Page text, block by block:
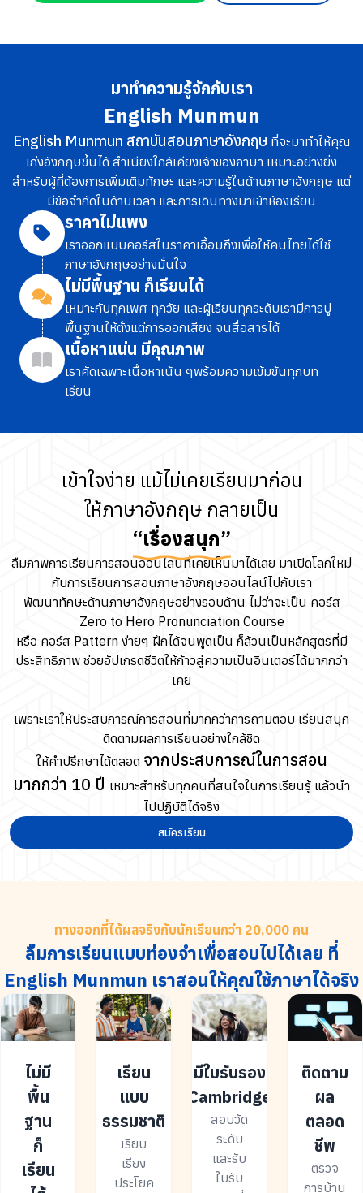
มาทำความรู้จักกับเรา
English Munmun
English Munmun สถาบันสอนภาษาอังกฤษ ที่จะมาทำให้คุณ
เก่งอังกฤษขึ้นได้ สำเนียงใกล้เคียงเจ้าของภาษา เหมาะอย่างยิ่ง
สำหรับผู้ที่ต้องการเพิ่มเติมทักษะ และความรู้ในด้านภาษาอังกฤษ แต่
มีข้อจำกัดในด้านเวลา และการเดินทางมาเข้าห้องเรียน
ราคาไม่แพง
เราออกแบบคอร์สในราคาเอื้อมถึงเพื่อให้คนไทยได้ใช้
ภาษาอังกฤษอย่างมั่นใจ
ไม่มีพื้นฐาน ก็เรียนได้
เหมาะกับทุกเพศ ทุกวัย และผู้เรียนทุกระดับเรามีการปู
พื้นฐานให้ตั้งแต่การออกเสียง จนสื่อสารได้
เนื้อหาแน่น มีคุณภาพ
เราคัดเฉพาะเนื้อหาเน้น ๆพร้อมความเข้มข้นทุกบท
เรียน
เข้าใจง่าย แม้ไม่เคยเรียนมาก่อน
ให้ภาษาอังกฤษ กลายเป็น
“เรื่องสนุก”
ลืมภาพการเรียนการสอนออนไลน์ที่เคยเห็นมาได้เลย มาเปิดโลกใหม่
กับการเรียนการสอนภาษาอังกฤษออนไลน์ไปกับเรา
พัฒนาทักษะด้านภาษาอังกฤษอย่างรอบด้าน ไม่ว่าจะเป็น คอร์ส
Zero to Hero Pronunciation Course
หรือ คอร์ส Pattern ง่ายๆ ฝึกได้จนพูดเป็น ก็ล้วนเป็นหลักสูตรที่มี
ประสิทธิภาพ ช่วยอัปเกรดชีวิตให้ก้าวสู่ความเป็นอินเตอร์ได้มากกว่า
เคย
เพราะเราให้ประสบการณ์การสอนที่มากกว่าการถามตอบ เรียนสนุก
ติดตามผลการเรียนอย่างใกล้ชิด
ให้คำปรึกษาได้ตลอด จากประสบการณ์ในการสอน
มากกว่า 10 ปี เหมาะสำหรับทุกคนที่สนใจในการเรียนรู้ แล้วนำ
ไปปฏิบัติได้จริง
สมัครเรียน
ทางออกที่ได้ผลจริงกับนักเรียนกว่า 20,000 คน
ลืมการเรียนแบบท่องจำเพื่อสอบไปได้เลย ที่
English Munmun เราสอนให้คุณใช้ภาษาได้จริง
ไม่มี
พื้น
ฐาน
ก็
เรียน
เรียน
แบบ
ธรรมชาติ
เรียบ
เรียง
ประโยค
มีใบรับรอง
Cambridge
สอบวัด
ระดับ
และรับ
ใบรับ
ติดตาม
ผล
ตลอด
ชีพ
ตรวจ
การบ้าน